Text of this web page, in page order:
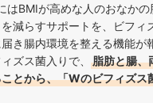
はBMIが高めな人のおなかの
減らすサポートを、ビフィ
き腸内環境を整える機能が
ズス菌入りで、
脂肪と腸、
とから、「Wのビフィズス